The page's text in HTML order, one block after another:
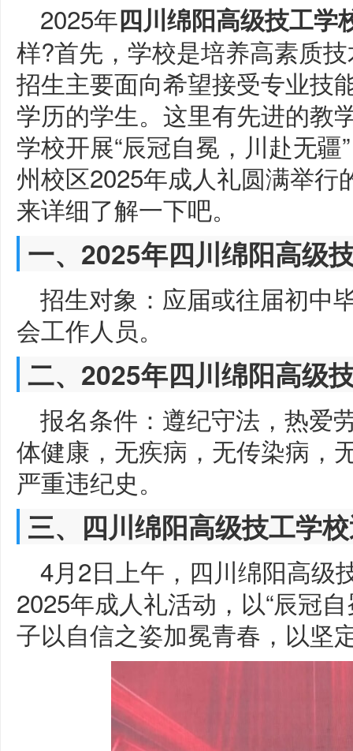
2025年四川绵阳高级技工学
样?首先，学校是培养高素质
招生主要面向希望接受专业技
学历的学生。这里有先进的教
学校开展“辰冠自冕，川赴无
州校区2025年成人礼圆满举
来详细了解一下吧。
一、2025年四川绵阳高级
招生对象：应届或往届初中
会工作人员。
二、2025年四川绵阳高级
报名条件：遵纪守法，热爱
体健康，无疾病，无传染病，
严重违纪史。
三、四川绵阳高级技工学
4月2日上午，四川绵阳高级
2025年成人礼活动，以“辰冠
子以自信之姿加冕青春，以坚